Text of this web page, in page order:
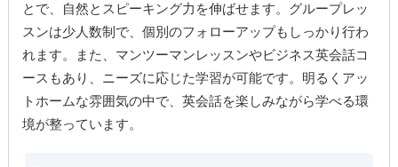
とで、自然とスピーキング力を伸ばせます。グループレッ
スンは少人数制で、個別のフォローアップもしっかり行わ
れます。また、マンツーマンレッスンやビジネス英会話コ
ースもあり、ニーズに応じた学習が可能です。明るくアッ
トホームな雰囲気の中で、英会話を楽しみながら学べる環
境が整っています。